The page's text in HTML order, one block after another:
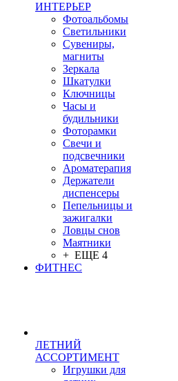
ИНТЕРЬЕР
Фотоальбомы
Светильники
Сувениры,
магниты
Зеркала
Шкатулки
Ключницы
Часы и
будильники
Фоторамки
Свечи и
подсвечники
Ароматерапия
Держатели
диспенсеры
Пепельницы и
зажигалки
Ловцы снов
Маятники
+ ЕЩЕ 4
ФИТНЕС
ЛЕТНИЙ
АССОРТИМЕНТ
Игрушки для